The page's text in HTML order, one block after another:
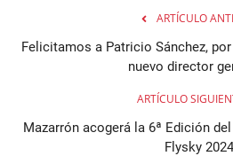
ARTÍCULO
Felicitamos a Patricio Sánchez,
nuevo director
ARTÍCULO
Mazarrón acogerá la 6ª Edición
Flysky 2024